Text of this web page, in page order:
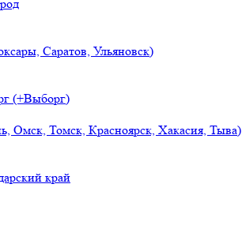
Саратов, Ульяновск)
(+Выборг)
Омск, Томск, Красноярск, Хакасия, Тыва)
край